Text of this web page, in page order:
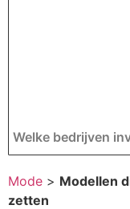
Welke bedrijven
Mode > Modellen
zetten